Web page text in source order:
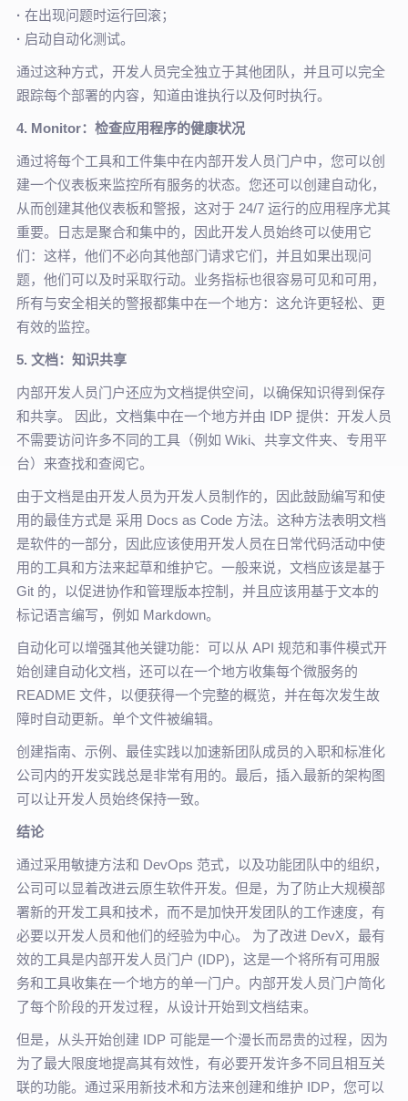
· 在出现问题时运行回滚；
· 启动自动化测试。
通过这种方式，开发人员完全独立于其他团队，并且可以完全
跟踪每个部署的内容，知道由谁执行以及何时执行。
4. Monitor：检查应用程序的健康状况
通过将每个工具和工件集中在内部开发人员门户中，您可以创
建一个仪表板来监控所有服务的状态。您还可以创建自动化，
从而创建其他仪表板和警报，这对于 24/7 运行的应用程序尤其
重要。日志是聚合和集中的，因此开发人员始终可以使用它
们：这样，他们不必向其他部门请求它们，并且如果出现问
题，他们可以及时采取行动。业务指标也很容易可见和可用，
所有与安全相关的警报都集中在一个地方：这允许更轻松、更
有效的监控。
5. 文档：知识共享
内部开发人员门户还应为文档提供空间，以确保知识得到保存
和共享。 因此，文档集中在一个地方并由 IDP 提供：开发人员
不需要访问许多不同的工具（例如 Wiki、共享文件夹、专用平
台）来查找和查阅它。
由于文档是由开发人员为开发人员制作的，因此鼓励编写和使
用的最佳方式是 采用 Docs as Code 方法。这种方法表明文档
是软件的一部分，因此应该使用开发人员在日常代码活动中使
用的工具和方法来起草和维护它。一般来说，文档应该是基于
Git 的，以促进协作和管理版本控制，并且应该用基于文本的
标记语言编写，例如 Markdown。
自动化可以增强其他关键功能：可以从 API 规范和事件模式开
始创建自动化文档，还可以在一个地方收集每个微服务的
README 文件，以便获得一个完整的概览，并在每次发生故
障时自动更新。单个文件被编辑。
创建指南、示例、最佳实践以加速新团队成员的入职和标准化
公司内的开发实践总是非常有用的。最后，插入最新的架构图
可以让开发人员始终保持一致。
结论
通过采用敏捷方法和 DevOps 范式，以及功能团队中的组织，
公司可以显着改进云原生软件开发。但是，为了防止大规模部
署新的开发工具和技术，而不是加快开发团队的工作速度，有
必要以开发人员和他们的经验为中心。 为了改进 DevX，最有
效的工具是内部开发人员门户 (IDP)，这是一个将所有可用服
务和工具收集在一个地方的单一门户。内部开发人员门户简化
了每个阶段的开发过程，从设计开始到文档结束。
但是，从头开始创建 IDP 可能是一个漫长而昂贵的过程，因为
为了最大限度地提高其有效性，有必要开发许多不同且相互关
联的功能。通过采用新技术和方法来创建和维护 IDP，您可以